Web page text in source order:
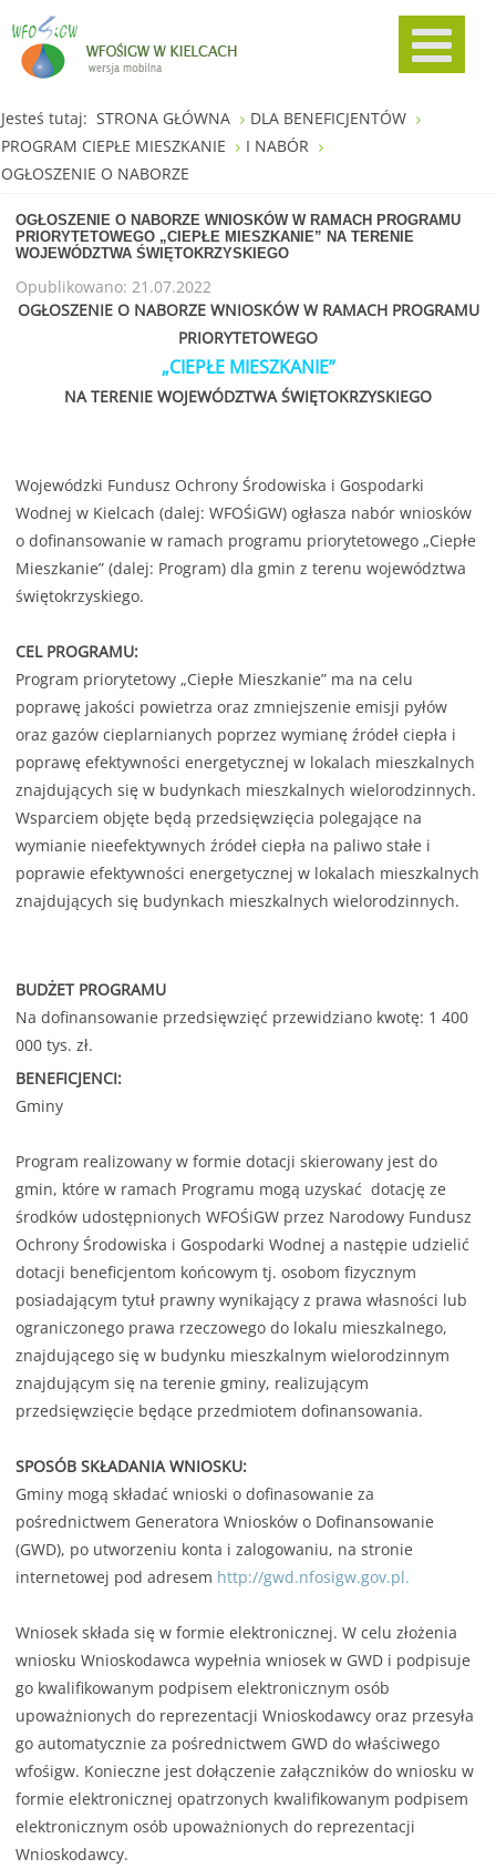
Jesteś tutaj: STRONA GŁÓWNA
DLA BENEFICJENTÓW
PROGRAM CIEPŁE MIESZKANIE
I NABÓR
OGŁOSZENIE O NABORZE
OGŁOSZENIE O NABORZE WNIOSKÓW W RAMACH PROGRAMU
PRIORYTETOWEGO „CIEPŁE MIESZKANIE” NA TERENIE
WOJEWÓDZTWA ŚWIĘTOKRZYSKIEGO
Opublikowano: 21.07.2022
OGŁOSZENIE O NABORZE WNIOSKÓW W RAMACH PROGRAMU
PRIORYTETOWEGO
„CIEPŁE MIESZKANIE”
NA TERENIE WOJEWÓDZTWA ŚWIĘTOKRZYSKIEGO
Wojewódzki Fundusz Ochrony Środowiska i Gospodarki
Wodnej w Kielcach (dalej: WFOŚiGW) ogłasza nabór wniosków
o dofinansowanie w ramach programu priorytetowego „Ciepłe
Mieszkanie” (dalej: Program) dla gmin z terenu województwa
świętokrzyskiego.
CEL PROGRAMU:
Program priorytetowy „Ciepłe Mieszkanie” ma na celu
poprawę jakości powietrza oraz zmniejszenie emisji pyłów
oraz gazów cieplarnianych poprzez wymianę źródeł ciepła i
poprawę efektywności energetycznej w lokalach mieszkalnych
znajdujących się w budynkach mieszkalnych wielorodzinnych.
Wsparciem objęte będą przedsięwzięcia polegające na
wymianie nieefektywnych źródeł ciepła na paliwo stałe i
poprawie efektywności energetycznej w lokalach mieszkalnych
znajdujących się budynkach mieszkalnych wielorodzinnych.
BUDŻET PROGRAMU
Na dofinansowanie przedsięwzięć przewidziano kwotę: 1 400
000 tys. zł.
BENEFICJENCI:
Gminy
Program realizowany w formie dotacji skierowany jest do
gmin, które w ramach Programu mogą uzyskać dotację ze
środków udostępnionych WFOŚiGW przez Narodowy Fundusz
Ochrony Środowiska i Gospodarki Wodnej a następie udzielić
dotacji beneficjentom końcowym tj. osobom fizycznym
posiadającym tytuł prawny wynikający z prawa własności lub
ograniczonego prawa rzeczowego do lokalu mieszkalnego,
znajdującego się w budynku mieszkalnym wielorodzinnym
znajdującym się na terenie gminy, realizującym
przedsięwzięcie będące przedmiotem dofinansowania.
SPOSÓB SKŁADANIA WNIOSKU:
Gminy mogą składać wnioski o dofinasowanie za
pośrednictwem Generatora Wniosków o Dofinansowanie
(GWD), po utworzeniu konta i zalogowaniu, na stronie
internetowej pod adresem http://gwd.nfosigw.gov.pl.
Wniosek składa się w formie elektronicznej. W celu złożenia
wniosku Wnioskodawca wypełnia wniosek w GWD i podpisuje
go kwalifikowanym podpisem elektronicznym osób
upoważnionych do reprezentacji Wnioskodawcy oraz przesyła
go automatycznie za pośrednictwem GWD do właściwego
wfośigw. Konieczne jest dołączenie załączników do wniosku w
formie elektronicznej opatrzonych kwalifikowanym podpisem
elektronicznym osób upoważnionych do reprezentacji
Wnioskodawcy.